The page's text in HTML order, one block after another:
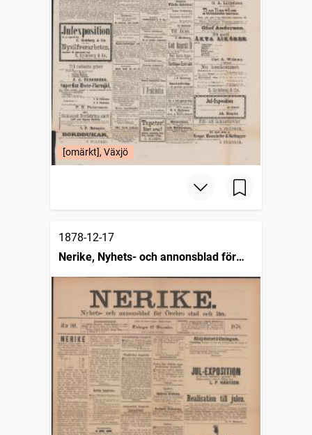
[omärkt], Växjö
1878-12-17
Nerike, Nyhets- och annonsblad för